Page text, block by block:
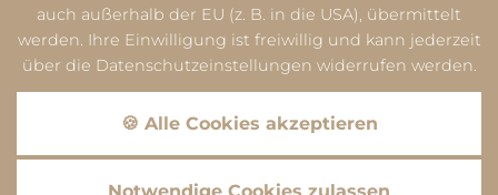
auch außerhalb der EU (z. B. in die USA), übermittelt
werden. Ihre Einwilligung ist freiwillig und kann jederzeit
über die Datenschutzeinstellungen widerrufen werden.
🍪 Alle Cookies akzeptieren
Datenschutz
"Google" akzeptieren.
AkzeptierenEinstellungen
Datenschutz